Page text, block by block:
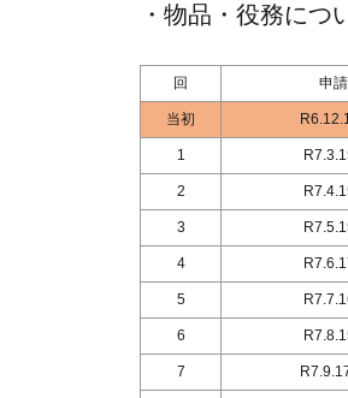
・物品・役務に
回 申
当初
1
2
3
4
5
6
7